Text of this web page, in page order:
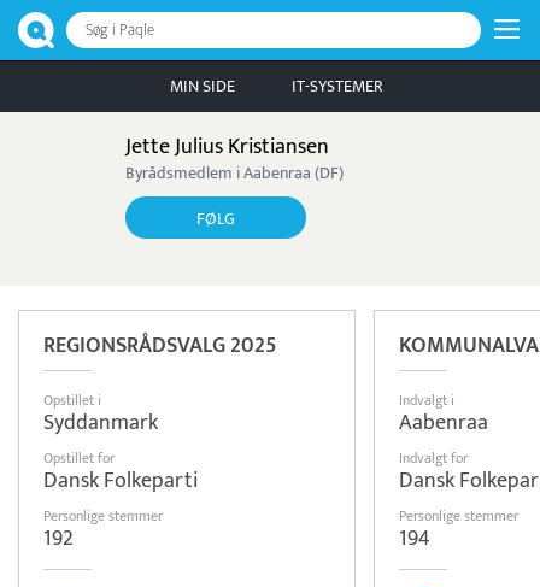
Søg i Paqle
MIN SIDE IT-SYSTEMER
Jette Julius Kristiansen
Byrådsmedlem i Aabenraa (DF)
FØLG
REGIONSRÅDSVALG 2025
Opstillet i
Syddanmark
Opstillet for
Dansk Folkeparti
Personlige stemmer
192
Indvalgt i
Aabenraa
Indvalgt for
Dansk
Personlige stemmer
194